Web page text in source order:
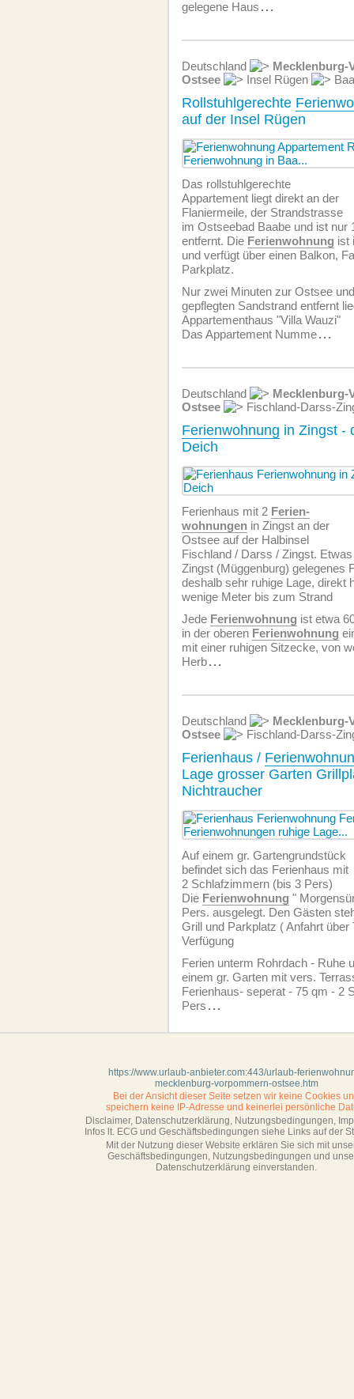
gelegene Haus ...
Deutschland
Mecklenburg-
Ostsee
Insel Rügen
Rollstuhlgerechte
auf der Insel Rügen
Das rollstuhlgerechte
Appartement liegt direkt an der
Flaniermeile, der Strandstrasse
im Ostseebad Baabe und ist nur
entfernt. Die Ferien­wohnung ist
und verfügt über einen Balkon,
Parkplatz.
Nur zwei Minuten zur Ostsee
gepflegten Sandstrand entfernt
Appartementhaus "Villa Wauzi"
Das Appartement Numme...
Deutschland
Mecklenburg-
Ostsee
Fischland-Darss-
Ferienwohnung in Zingst -
Deich
Ferienhaus mit 2 Ferien­
wohnungen in Zingst an der
Ostsee auf der Halbinsel
Fischland / Darss / Zingst.
Zingst (Müggenburg) gelegenes
deshalb sehr ruhige Lage, direkt
wenige Meter bis zum Strand
Jede Ferien­wohnung ist etwa
in der oberen Ferien­wohnung
mit einer ruhigen Sitzecke, von
Herb...
Deutschland
Mecklenburg-
Ostsee
Fischland-Darss-
Ferienhaus /
Lage grosser Garten
Nichtraucher
Auf einem gr. Gartengrundstück
befindet sich das Ferienhaus mit
2 Schlafzimmern (bis 3 Pers)
Die Ferien­wohnung "
Pers. ausgelegt. Den Gästen
Grill und Parkplatz ( Anfahrt über
Verfügung
Ferien unterm Rohrdach - Ruhe
einem gr. Garten mit vers.
Ferienhaus- seperat - 75 qm - 2
Pers ...
https://www.urlaub-anbieter.com:443/urlaub-
mecklenburg-vorpommern-ostsee.htm
Bei der Ansicht dieser Seite setzen wir keine Cookies
speichern keine IP-Adresse und keinerlei persönliche
Disclaimer, Datenschutzerklärung, Nutzungsbedingungen,
Infos lt. ECG und Geschäftsbedingungen siehe Links auf der
Mit der Nutzung dieser Website erklären Sie sich mit
Geschäftsbedin­gungen, Nutzungsbedingungen und
Datenschutzerklärung einverstanden.